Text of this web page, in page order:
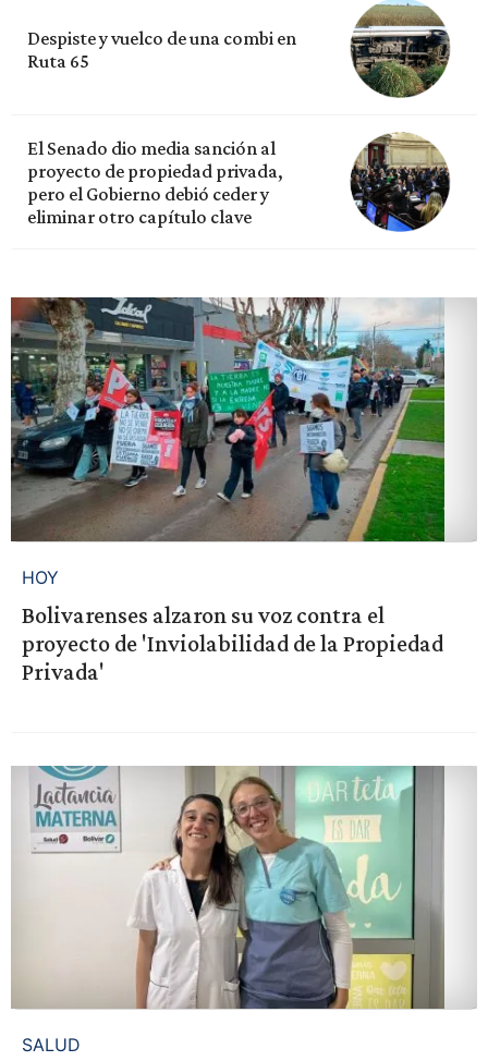
Despiste y vuelco de una combi en
Ruta 65
El Senado dio media sanción al
proyecto de propiedad privada,
pero el Gobierno debió ceder y
eliminar otro capítulo clave
HOY
Bolivarenses alzaron su voz contra el
proyecto de 'Inviolabilidad de la Propiedad
Privada'
SALUD